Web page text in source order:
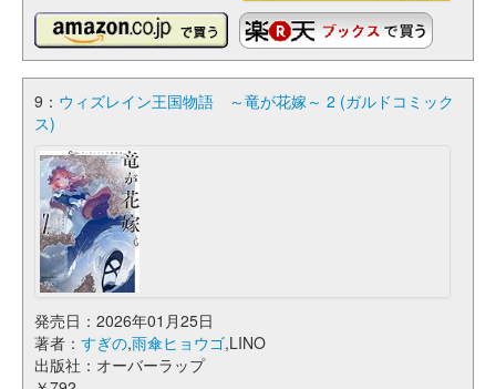
9： ウィズレイン王国物語 ～竜が花嫁～ 2 (ガルドコミック
ス)
発売日：2026年01月25日
著者： すぎの,雨傘ヒョウゴ,LINO
出版社：オーバーラップ